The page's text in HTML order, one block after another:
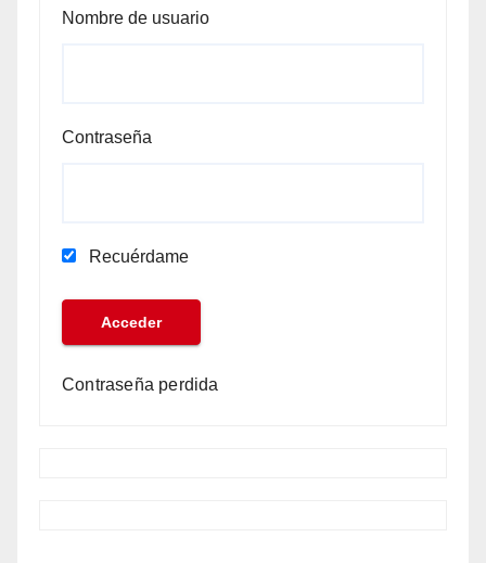
Nombre de usuario
Contraseña
Recuérdame
Contraseña perdida